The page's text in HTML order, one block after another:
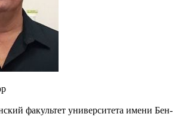
факультет университета имени Бен-